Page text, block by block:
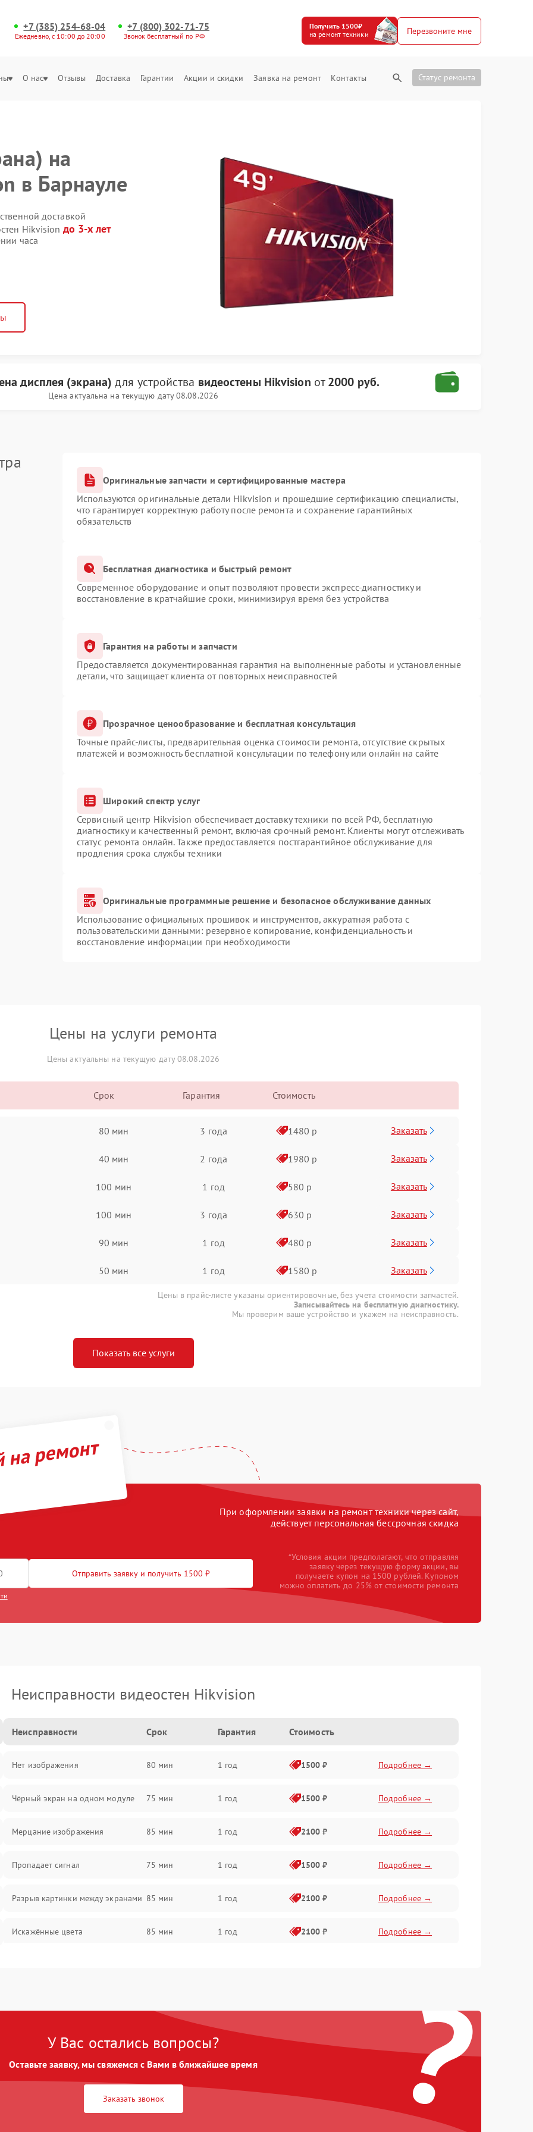
+7 (385) 254-68-04
Ежедневно, с 10:00 до 20:00
+7 (800) 302-71-75
Звонок бесплатный по РФ
Получить 1500₽
на ремонт техники
Перезвоните мне
О нас Отзывы Доставка Гарантии Акции и скидки Заявка на ремонт Контакты Статус ремонта
на
в Барнауле
доставкой
Hikvision до 3-х лет
часа
дисплея (экрана) для устройства видеостены Hikvision от2000 руб.
Цена актуальна на текущую дату 08.08.2026
Оригинальные запчасти и сертифицированные мастера
Используются оригинальные детали Hikvision и прошедшие сертификацию специалисты,
что гарантирует корректную работу после ремонта и сохранение гарантийных
обязательств
Бесплатная диагностика и быстрый ремонт
Современное оборудование и опыт позволяют провести экспресс-диагностику и
восстановление в кратчайшие сроки, минимизируя время без устройства
Гарантия на работы и запчасти
Предоставляется документированная гарантия на выполненные работы и установленные
детали, что защищает клиента от повторных неисправностей
Прозрачное ценообразование и бесплатная консультация
Точные прайс-листы, предварительная оценка стоимости ремонта, отсутствие скрытых
платежей и возможность бесплатной консультации по телефону или онлайн на сайте
Широкий спектр услуг
Сервисный центр Hikvision обеспечивает доставку техники по всей РФ, бесплатную
диагностику и качественный ремонт, включая срочный ремонт. Клиенты могут отслеживать
статус ремонта онлайн. Также предоставляется постгарантийное обслуживание для
продления срока службы техники
Оригинальные программные решение и безопасное обслуживание данных
Использование официальных прошивок и инструментов, аккуратная работа с
пользовательскими данными: резервное копирование, конфиденциальность и
восстановление информации при необходимости
Цены на услуги ремонта
Цены актуальны на текущую дату 08.08.2026
Срок Гарантия Стоимость
80 мин 3 года 1480 р Заказать
40 мин 2 года 1980 р Заказать
100 мин 1 год 580 р Заказать
100 мин 3 года 630 р Заказать
90 мин 1 год 480 р Заказать
50 мин 1 год 1580 р Заказать
Цены в прайс-листе указаны ориентировочные, без учета стоимости запчастей.
Записывайтесь на бесплатную диагностику.
Мы проверим ваше устройство и укажем на неисправность.
Показать все услуги
ремонт
При оформлении заявки на ремонт техники через сайт,
действует персональная бессрочная скидка
Отправить заявку и получить 1500 ₽
*Условия акции предполагают, что отправляя
заявку через текущую форму акции, вы
получаете купон на 1500 рублей. Купоном
можно оплатить до 25% от стоимости ремонта
Неисправности видеостен Hikvision
Неисправности Срок Гарантия Стоимость
Нет изображения 80 мин 1 год 1500 ₽ Подробнее →
Чёрный экран на одном модуле 75 мин 1 год 1500 ₽ Подробнее →
Мерцание изображения 85 мин 1 год 2100 ₽ Подробнее →
Пропадает сигнал 75 мин 1 год 1500 ₽ Подробнее →
Разрыв картинки между экранами 85 мин 1 год 2100 ₽ Подробнее →
Искажённые цвета 85 мин 1 год 2100 ₽ Подробнее →
?
У Вас остались вопросы?
Оставьте заявку, мы свяжемся с Вами в ближайшее время
Заказать звонок